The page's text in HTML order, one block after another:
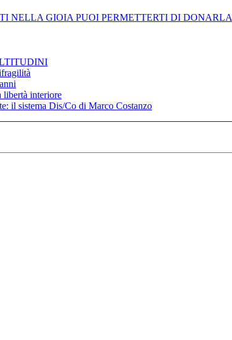
NELLA GIOIA PUOI PERMETTERTI DI DONARLA
libertà interiore
il sistema Dis/Co di Marco Costanzo